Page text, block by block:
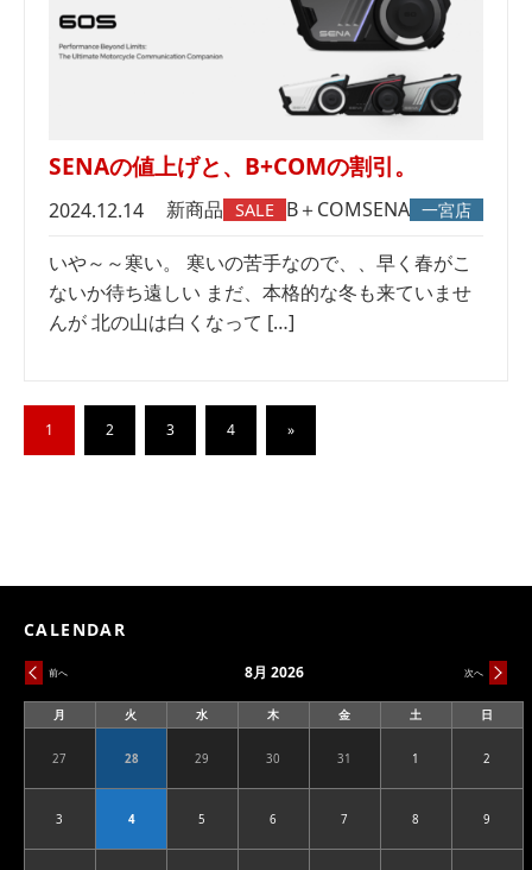
SENAの値上げと、B+COMの割引。
2024.12.14 新商品 SALE B＋COMSENA 一宮店
いや～～寒い。 寒いの苦手なので、、早く春がこ
ないか待ち遠しい まだ、本格的な冬も来ていませ
んが 北の山は白くなって […]
1 2 3 4 »
CALENDAR
前へ 次へ
8月 2026
月
曜
火
曜
水
曜
木
曜
金
曜
土
曜
日
曜
272026.07.27 282026.07.28 292026.07.29 302026.07.30 312026.07.31 12026.08.01 2
32026.08.03 42026.08.04 52026.08.05 62026.08.06 72026.08.07 82026.08.08 9